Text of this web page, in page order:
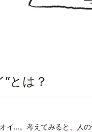
とは？
イ…。考えてみると、人